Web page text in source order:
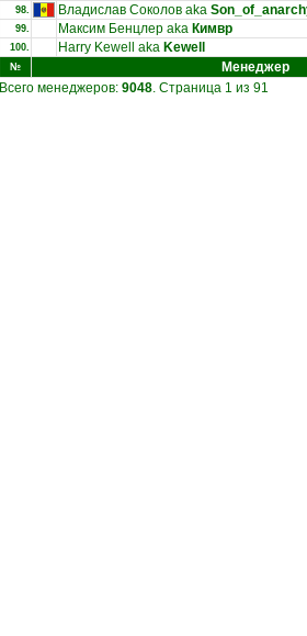
98. Владислав Соколов aka
99. Максим Бенцлер aka Кимвр
100. Harry Kewell aka Kewell
№
Менеджер
Всего менеджеров: 9048. Страница 1 из 91